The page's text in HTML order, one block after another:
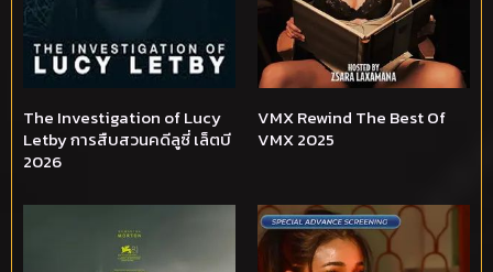
The Investigation of Lucy
Letby การสืบสวนคดีลูซี่ เล็ตบี
2026
VMX Rewind The Best Of
VMX 2025